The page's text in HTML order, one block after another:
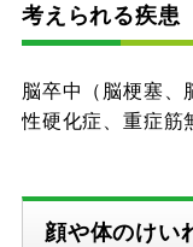
考えられる疾患
脳卒中（脳梗塞、
性硬化症、重症筋
顔や体のけい